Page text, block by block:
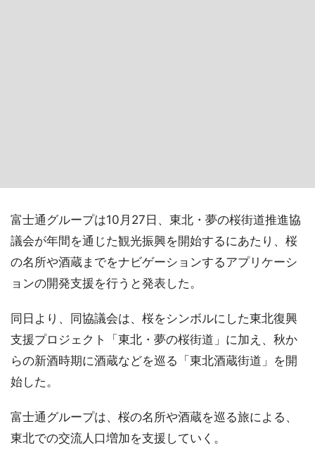
富士通グループは10月27日、東北・夢の桜街道推進協
議会が年間を通じた観光振興を開始するにあたり、桜
の名所や酒蔵までをナビゲーションするアプリケーシ
ョンの開発支援を行うと発表した。
同日より、同協議会は、桜をシンボルにした東北復興
支援プロジェクト「東北・夢の桜街道」に加え、秋か
らの新酒時期に酒蔵などを巡る「東北酒蔵街道」を開
始した。
富士通グループは、桜の名所や酒蔵を巡る旅による、
東北での交流人口増加を支援していく。